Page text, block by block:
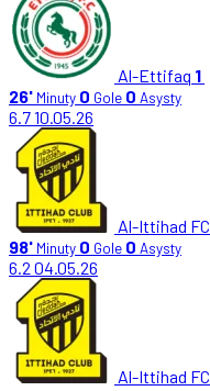
Al-Ettifaq 1
26' Minuty 0 Gole 0 Asysty
6.710.05.26
Al-Ittihad FC
98' Minuty 0 Gole 0 Asysty
6.2 04.05.26
Al-Ittihad FC